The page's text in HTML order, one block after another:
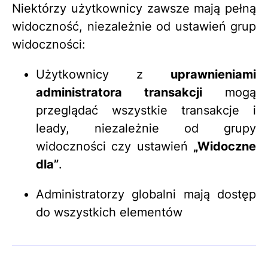
Niektórzy użytkownicy zawsze mają pełną
widoczność, niezależnie od ustawień grup
widoczności:
Użytkownicy z uprawnieniami
administratora transakcji mogą
przeglądać wszystkie transakcje i
leady, niezależnie od grupy
widoczności czy ustawień „Widoczne
dla”.
Administratorzy globalni mają dostęp
do wszystkich elementów